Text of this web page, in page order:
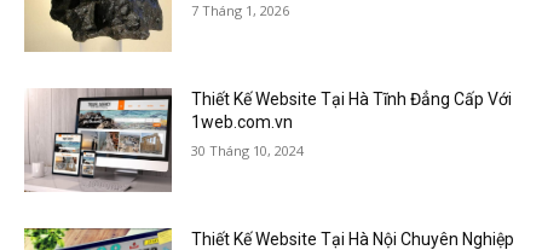
7 Tháng 1, 2026
Thiết Kế Website Tại Hà Tĩnh Đẳng Cấp Với
1web.com.vn
30 Tháng 10, 2024
Thiết Kế Website Tại Hà Nội Chuyên Nghiệp